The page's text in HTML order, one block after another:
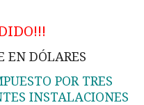
EN DÓLARES
POR TRES
INSTALACIONES